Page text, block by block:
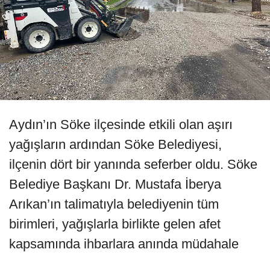
Aydın’ın Söke ilçesinde etkili olan aşırı
yağışların ardından Söke Belediyesi,
ilçenin dört bir yanında seferber oldu. Söke
Belediye Başkanı Dr. Mustafa İberya
Arıkan’ın talimatıyla belediyenin tüm
birimleri, yağışlarla birlikte gelen afet
kapsamında ihbarlara anında müdahale